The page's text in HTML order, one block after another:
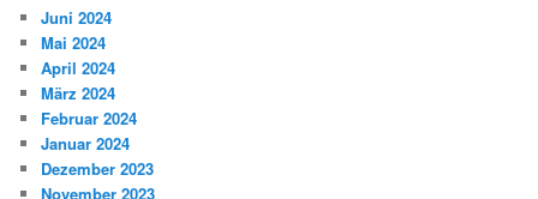
Juni 2024
Mai 2024
April 2024
März 2024
Februar 2024
Januar 2024
Dezember 2023
November 2023